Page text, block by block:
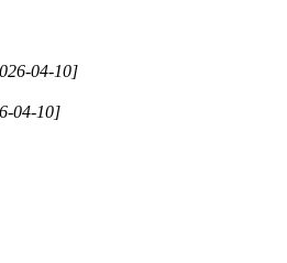
04-10]
04-10]